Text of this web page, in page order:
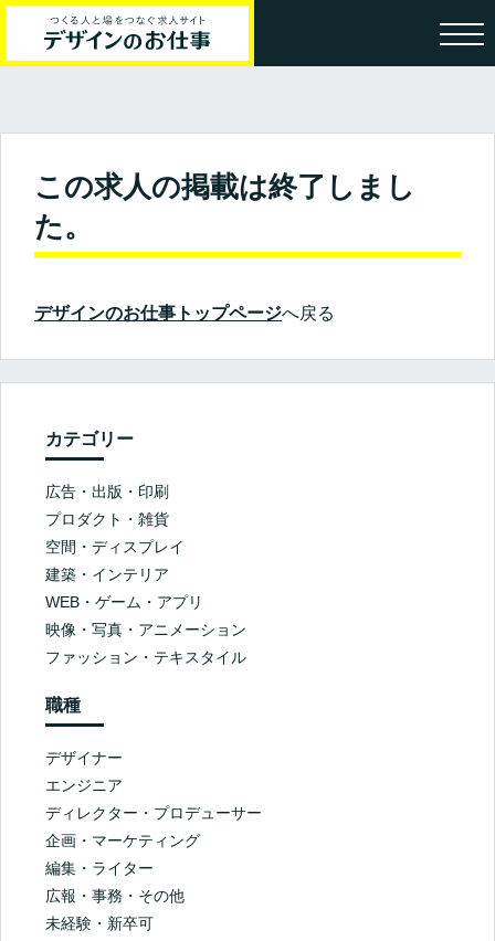
この求人の掲載は終了しまし
た。
デザインのお仕事トップページへ戻る
カテゴリー
広告・出版・印刷
プロダクト・雑貨
空間・ディスプレイ
建築・インテリア
WEB・ゲーム・アプリ
映像・写真・アニメーション
ファッション・テキスタイル
職種
デザイナー
エンジニア
ディレクター・プロデューサー
企画・マーケティング
編集・ライター
広報・事務・その他
未経験・新卒可